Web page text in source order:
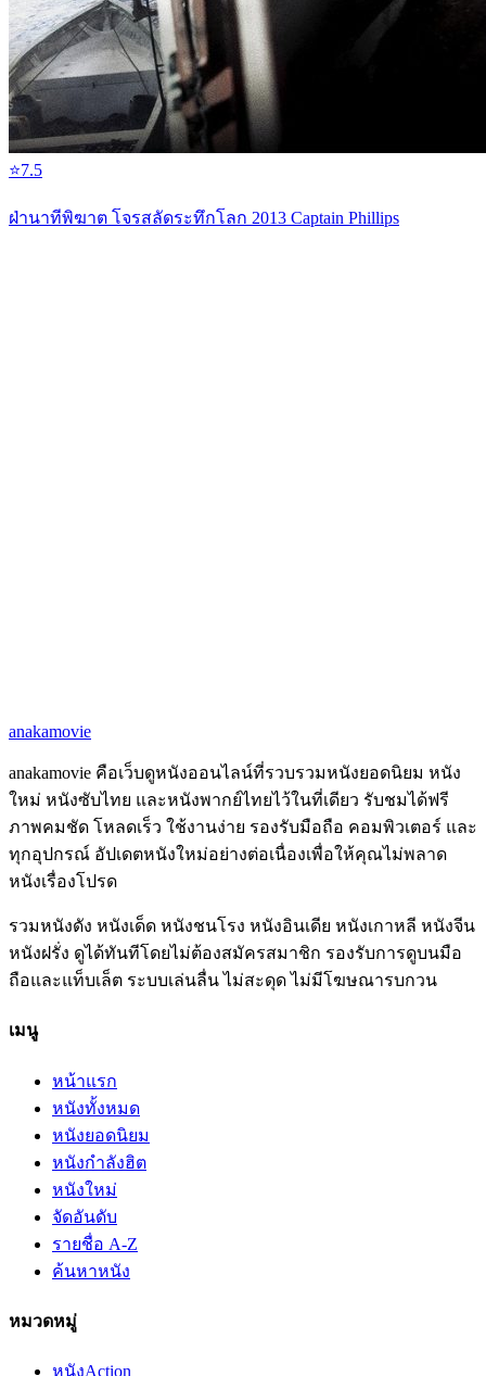
⭐7.5
ฝ่านาทีพิฆาต โจรสลัดระทึกโลก 2013 Captain Phillips
anakamovie
anakamovie คือเว็บดูหนังออนไลน์ที่รวบรวมหนังยอดนิยม หนัง
ใหม่ หนังซับไทย และหนังพากย์ไทยไว้ในที่เดียว รับชมได้ฟรี
ภาพคมชัด โหลดเร็ว ใช้งานง่าย รองรับมือถือ คอมพิวเตอร์ และ
ทุกอุปกรณ์ อัปเดตหนังใหม่อย่างต่อเนื่องเพื่อให้คุณไม่พลาด
หนังเรื่องโปรด
รวมหนังดัง หนังเด็ด หนังชนโรง หนังอินเดีย หนังเกาหลี หนังจีน
หนังฝรั่ง ดูได้ทันทีโดยไม่ต้องสมัครสมาชิก รองรับการดูบนมือ
ถือและแท็บเล็ต ระบบเล่นลื่น ไม่สะดุด ไม่มีโฆษณารบกวน
เมนู
หน้าแรก
หนังทั้งหมด
หนังยอดนิยม
หนังกำลังฮิต
หนังใหม่
จัดอันดับ
รายชื่อ A-Z
ค้นหาหนัง
หมวดหมู่
หนังAction